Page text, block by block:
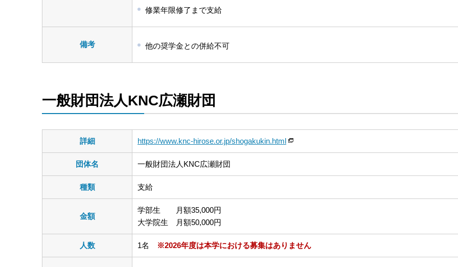
修業年限修了まで支給
備考 他の奨学金との併給不可
一般財団法人KNC広瀬財団
詳細 https://www.knc-hirose.or.jp/shogakukin.html
団体名 一般財団法人KNC広瀬財団
種類 支給
金額
学部生 月額35,000円
大学院生 月額50,000円
人数 1名 ※2026年度は本学における募集はありません